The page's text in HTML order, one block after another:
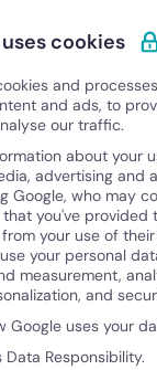
cookies
and
and ads, to
our traffic.
about your
advertising and
Google, who may
you've provided
your use of
your personal
measurement,
and
Google uses your
Data Responsibility.